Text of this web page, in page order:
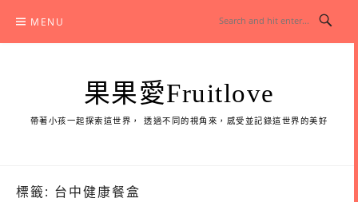
content
MENU
果果愛Fruitlove
帶著小孩一起探索這世界， 透過不同的視角來，感受並記錄這世界的美好
標籤: 台中健康餐盒